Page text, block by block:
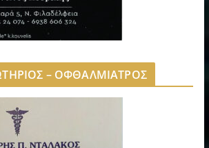
– ΟΦΘΑΛΜΙΑΤΡΟΣ